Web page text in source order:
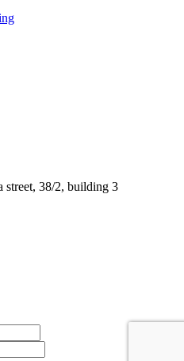
street, 38/2, building 3